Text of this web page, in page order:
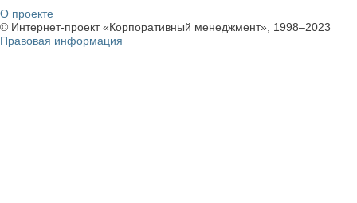
О проекте
© Интернет-проект «Корпоративный менеджмент», 1998–2023
Правовая информация